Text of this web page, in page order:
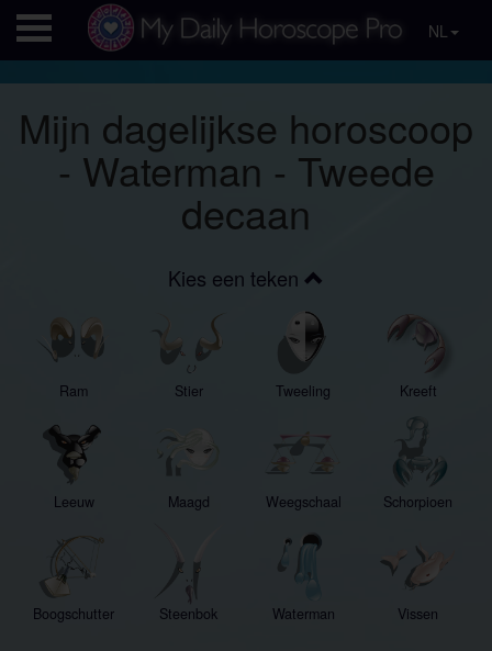
NL
Mijn dagelijkse horoscoop
- Waterman - Tweede
decaan
Kies een teken
Ram Stier Tweeling Kreeft
Leeuw Maagd Weegschaal Schorpioen
Boogschutter Steenbok Waterman Vissen